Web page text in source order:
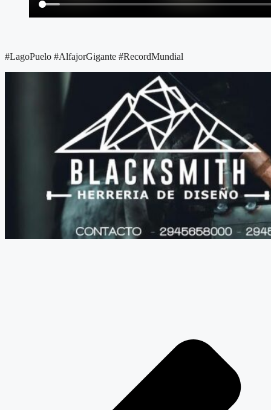
#LagoPuelo #AlfajorGigante #RecordMundial